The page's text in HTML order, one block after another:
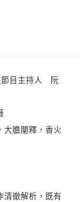
節目主持人 阮
大膽闡釋，香火
清徹解析，既有